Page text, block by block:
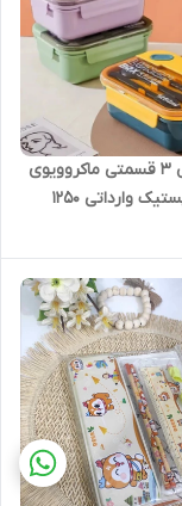
لانچ باکس ۳ قسمتی ماکروویوی
همراه چاپستیک وارداتی ۱۲۵۰